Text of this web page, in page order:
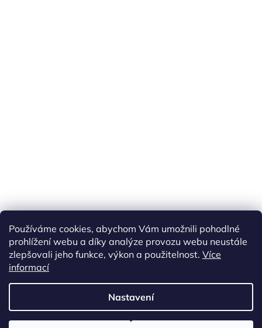
Používáme cookies, abychom Vám umožnili pohodlné
prohlížení webu a díky analýze provozu webu neustále
zlepšovali jeho funkce, výkon a použitelnost. Více
informací
Nastavení
Copyright 2026ETS Trains. Všechna práva vyhrazena.Upravit